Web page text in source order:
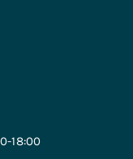
18:00